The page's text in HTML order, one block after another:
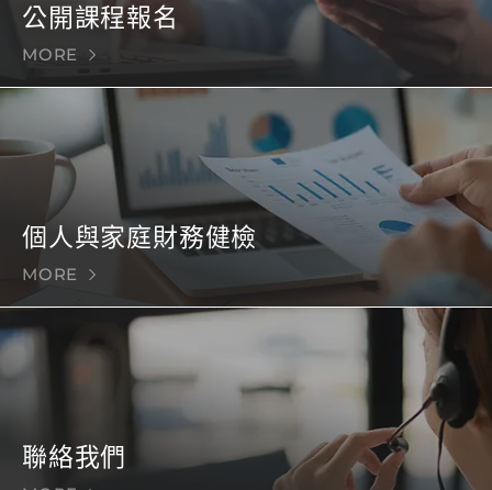
公開課程報名
MORE
個人與家庭財務健檢
MORE
聯絡我們